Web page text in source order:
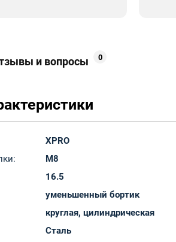
и вопросы 0
XPRO
M8
16.5
уменьшенный бортик
круглая, цилиндрическая
Сталь